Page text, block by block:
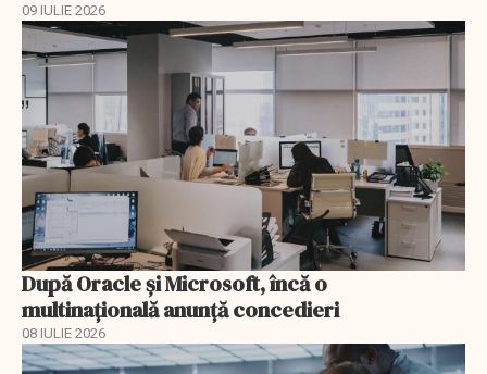
09 IULIE 2026
După Oracle şi Microsoft, încă o
multinaţională anunţă concedieri
08 IULIE 2026
EXCLUSIV